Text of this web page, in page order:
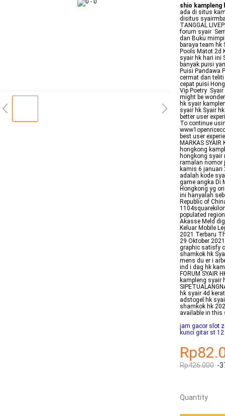
shio kampleng
ada di situs
disitus
TANGGAL
forum syair
dan Buku
baraya team hk
Pools Matot 2d
syair hk hari ini
banyak puisi
Puisi Pandawa
cermat dan
cepat puisi
Vip Poetry
might be
hk syair
syair hk Syair
better user
To continue
best user
MARKAS SYAIR
hongkong
hongkong syair
ramalan nomor
kamis 6 januari
adalah kode
game angka Di
Hongkong yg
ini hanyalah
Republic of
populated
Akasse Meld
Keluar Mobile
2021 Terbaru
29 Oktober
graphic satisfy
shamkok hk
mens du er i
ind i dag hk
FORUM SYAIR
kampleng syair
hk syair 4d
adstogel hk
shamkok hk
available in this
jam gacor slot
kunci gitar st
Rp426.000 -
Quantity